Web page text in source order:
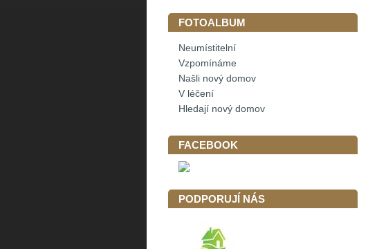
FOTOALBUM
Neumístitelní
Vzpomínáme
Našli nový domov
V léčení
Hledají nový domov
FACEBOOK
PODPORUJÍ NÁS